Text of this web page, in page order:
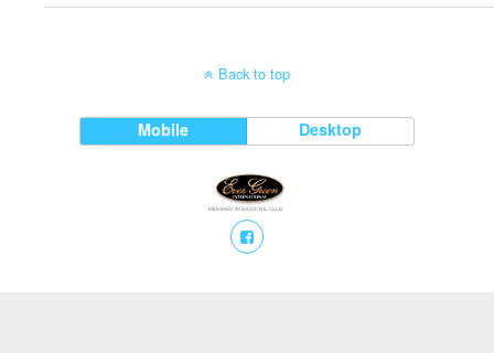
Back to top
Mobile Desktop